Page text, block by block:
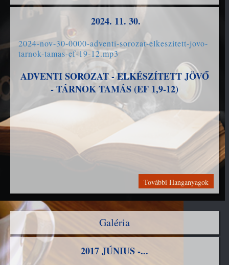
2024. 11. 30.
2024-nov-30-0000-adventi-sorozat-elkeszitett-jovo-
tarnok-tamas-ef-19-12.mp3
ADVENTI SOROZAT - ELKÉSZÍTETT JÖVŐ
- TÁRNOK TAMÁS (EF 1,9-12)
További Hanganyagok
Galéria
2017 JÚNIUS -...